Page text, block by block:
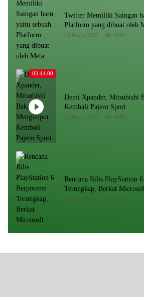
Twitter Memiliki Saingan
Platform yang dibuat oleh
15 Maret 2023 4101
03:44:00
Demi Xpander, Mitsubishi
Kembali Pajero Sport
14 Maret 2023 4088
Rencana Rilis PlayStation
Terungkap, Berkat
17 Maret 2023 4082